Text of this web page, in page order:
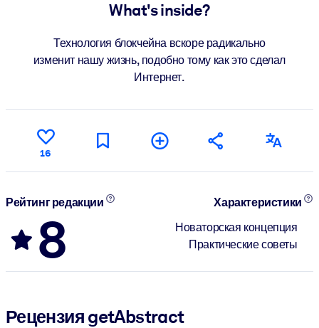
Fuel your AI systems with reliable, structured knowledge to
outputs.
What's inside?
Технология блокчейна вскоре радикально
изменит нашу жизнь, подобно тому как это сделал
Интернет.
16
Рейтинг редакции
8
Характеристики
Новаторская концепция
Практические советы
Рецензия getAbstract